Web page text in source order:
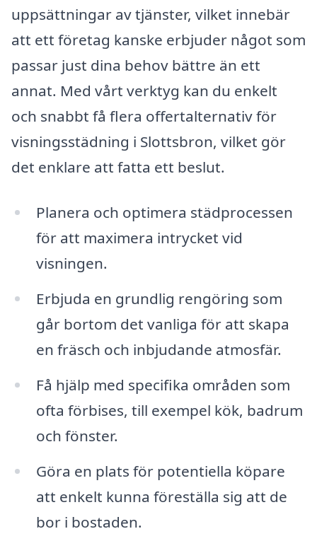
uppsättningar av tjänster, vilket innebär
att ett företag kanske erbjuder något som
passar just dina behov bättre än ett
annat. Med vårt verktyg kan du enkelt
och snabbt få flera offertalternativ för
visningsstädning i Slottsbron, vilket gör
det enklare att fatta ett beslut.
Planera och optimera städprocessen
för att maximera intrycket vid
visningen.
Erbjuda en grundlig rengöring som
går bortom det vanliga för att skapa
en fräsch och inbjudande atmosfär.
Få hjälp med specifika områden som
ofta förbises, till exempel kök, badrum
och fönster.
Göra en plats för potentiella köpare
att enkelt kunna föreställa sig att de
bor i bostaden.